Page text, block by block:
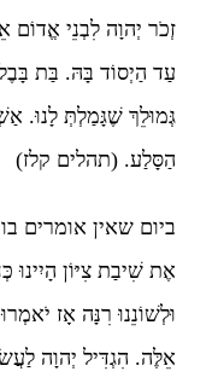
זְכֹר יְהוָה לִבְנֵי
עַד הַיְסוֹד בָּהּ. בַּת
גְּמוּלֵךְ שֶׁגָּמַלְתְּ לָנוּ.
הַסָּלַע. (תהלים קלז)
ביום שאין אומרים
אֶת שִׁיבַת צִיּוֹן הָיִינוּ
וּלְשׁוֹנֵנוּ רִנָּה אָז
אֵלֶּה. הִגְדִּיל יְהוָה